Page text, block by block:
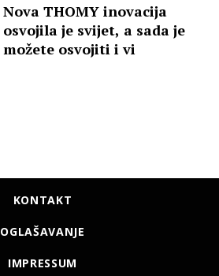
Nova THOMY inovacija
osvojila je svijet, a sada je
možete osvojiti i vi
KONTAKT
OGLAŠAVANJE
IMPRESSUM